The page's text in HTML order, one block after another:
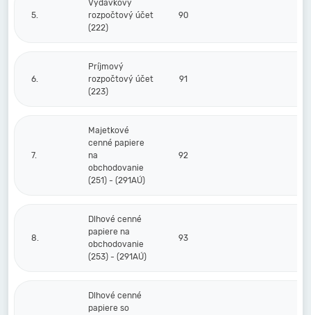
5.
Výdavkový
rozpočtový účet
(222)
90
6.
Príjmový
rozpočtový účet
(223)
91
7.
Majetkové
cenné papiere
na
obchodovanie
(251) - (291AÚ)
92
8.
Dlhové cenné
papiere na
obchodovanie
(253) - (291AÚ)
93
Dlhové cenné
papiere so